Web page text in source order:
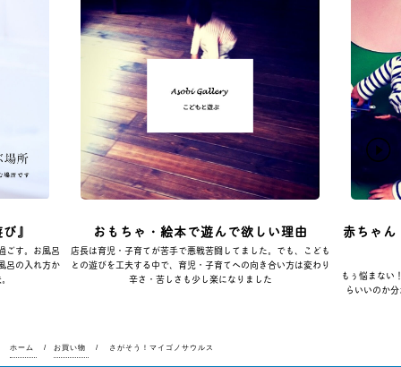
』
ごす。お風呂
呂の入れ方か
おもちゃ・絵本で遊んで欲しい理由
店長は育児・子育てが苦手で悪戦苦闘してました。でも、こども
との遊びを工夫する中で、育児・子育てへの向き合い方は変わり
辛さ・苦しさも少し楽になりました
赤ちゃ
もぅ悩まない
らいいのか
ホーム お買い物 さがそう！マイゴノサウルス